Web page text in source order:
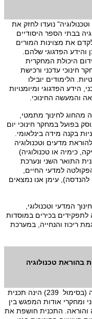
נועדו לחזק את
בבתי הספר היסודיים
את מצוינות המורים
הפדגוגי שלהם.
היכולת המחקרית
חינוכי עדכני ורכישת
הלימודים יובילו
הידע הפדגוגי ומיומנויות
והמעשה החינוכי.
מהחוג לחינוך מתמטי,
בפועל במחקר חינוכי יום
בקנה מידה בינלאומי.
מדעים וטכנולוגיה
כימיה או טכנולוגיה)
בתוכנית התואר השני ונערכת
למדעי החיים,
עימן אנו נמצאים
המדעי וטכנולוגי,
בכירים במוסדות
ריכוז והנחייה, במערכת
בהוראת טכנולוגיה
התוכנית לתואר שני בטכנולוגיה ולמידה (בסימול 239) הינה תכנית
ומחקרי אודות המפגש בין
והוראה. התכנית חושפת את